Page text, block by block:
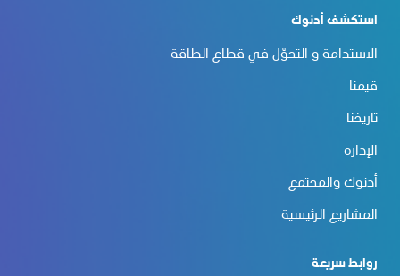
استكشف أدنوك
الاستدامة و التحوّل في قطاع الطاقة
قيمنا
تاريخنا
الإدارة
أدنوك والمجتمع
المشاريع الرئيسية
روابط سريعة